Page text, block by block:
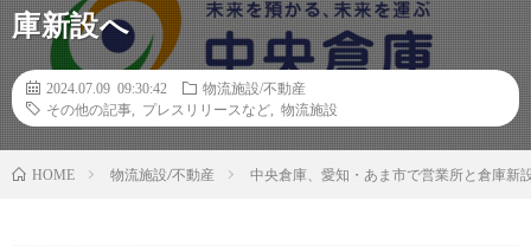
庫新設へ
2024.07.09 09:30:42
物流施設/不動産
その他の記事
プレスリリースなど 物流施設
HOME 物流施設/不動産 中央倉庫、愛知・あま市で営業所と倉庫新